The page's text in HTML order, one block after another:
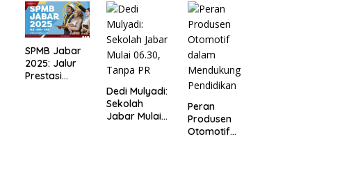
Jakarta
2025: Salah
Input Data
hingga Lupa
Password
SPMB Jabar
2025: Jalur
Prestasi
Dedi Mulyadi:
Sekolah
Jabar Mulai
Peran
Produsen
Otomotif